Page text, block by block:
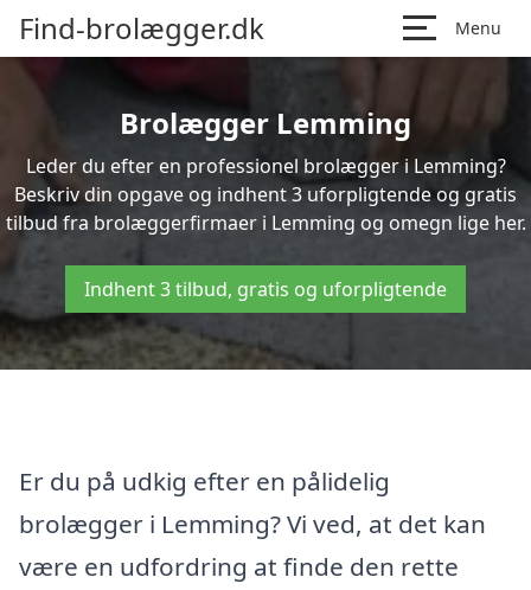
Find-brolægger.dk Menu
Brolægger Lemming
Leder du efter en professionel brolægger i Lemming?
Beskriv din opgave og indhent 3 uforpligtende og gratis
tilbud fra brolæggerfirmaer i Lemming og omegn lige her.
Indhent 3 tilbud, gratis og uforpligtende
Er du på udkig efter en pålidelig
brolægger i Lemming? Vi ved, at det kan
være en udfordring at finde den rette